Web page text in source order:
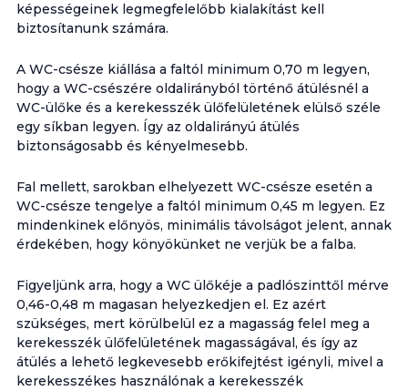
képességeinek legmegfelelőbb kialakítást kell
biztosítanunk számára.
A WC-csésze kiállása a faltól minimum 0,70 m legyen,
hogy a WC-csészére oldalirányból történő átülésnél a
WC-ülőke és a kerekesszék ülőfelületének elülső széle
egy síkban legyen. Így az oldalirányú átülés
biztonságosabb és kényelmesebb.
Fal mellett, sarokban elhelyezett WC-csésze esetén a
WC-csésze tengelye a faltól minimum 0,45 m legyen. Ez
mindenkinek előnyös, minimális távolságot jelent, annak
érdekében, hogy könyökünket ne verjük be a falba.
Figyeljünk arra, hogy a WC ülőkéje a padlószinttől mérve
0,46-0,48 m magasan helyezkedjen el. Ez azért
szükséges, mert körülbelül ez a magasság felel meg a
kerekesszék ülőfelületének magasságával, és így az
átülés a lehető legkevesebb erőkifejtést igényli, mivel a
kerekesszékes használónak a kerekesszék